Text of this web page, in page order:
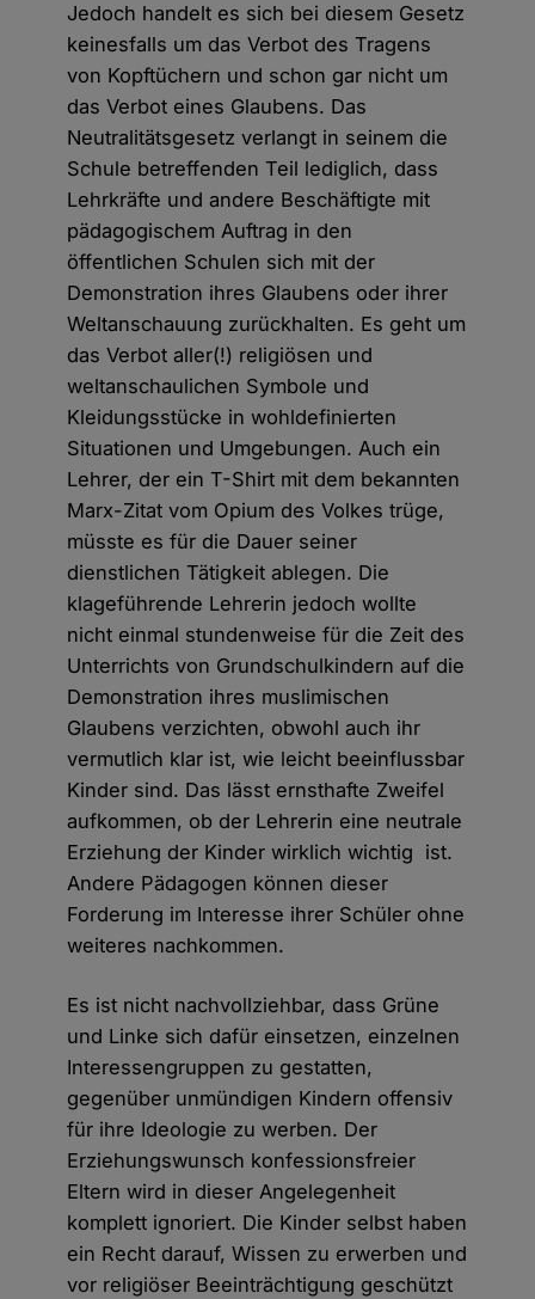
Jedoch handelt es sich bei diesem Gesetz
keinesfalls um das Verbot des Tragens
von Kopftüchern und schon gar nicht um
das Verbot eines Glaubens. Das
Neutralitätsgesetz verlangt in seinem die
Schule betreffenden Teil lediglich, dass
Lehrkräfte und andere Beschäftigte mit
pädagogischem Auftrag in den
öffentlichen Schulen sich mit der
Demonstration ihres Glaubens oder ihrer
Weltanschauung zurückhalten. Es geht um
das Verbot aller(!) religiösen und
weltanschaulichen Symbole und
Kleidungsstücke in wohldefinierten
Situationen und Umgebungen. Auch ein
Lehrer, der ein T-Shirt mit dem bekannten
Marx-Zitat vom Opium des Volkes trüge,
müsste es für die Dauer seiner
dienstlichen Tätigkeit ablegen. Die
klageführende Lehrerin jedoch wollte
nicht einmal stundenweise für die Zeit des
Unterrichts von Grundschulkindern auf die
Demonstration ihres muslimischen
Glaubens verzichten, obwohl auch ihr
vermutlich klar ist, wie leicht beeinflussbar
Kinder sind. Das lässt ernsthafte Zweifel
aufkommen, ob der Lehrerin eine neutrale
Erziehung der Kinder wirklich wichtig ist.
Andere Pädagogen können dieser
Forderung im Interesse ihrer Schüler ohne
weiteres nachkommen.
Es ist nicht nachvollziehbar, dass Grüne
und Linke sich dafür einsetzen, einzelnen
Interessengruppen zu gestatten,
gegenüber unmündigen Kindern offensiv
für ihre Ideologie zu werben. Der
Erziehungs­wunsch konfessionsfreier
Eltern wird in dieser Angelegenheit
komplett ignoriert. Die Kinder selbst haben
ein Recht darauf, Wissen zu erwerben und
vor religiöser Beeinträchtigung geschützt